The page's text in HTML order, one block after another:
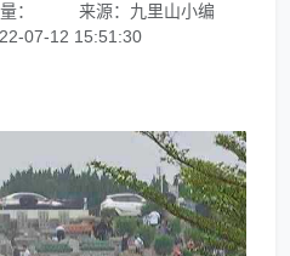
：
来源：九里山小编
07-12 15:51:30